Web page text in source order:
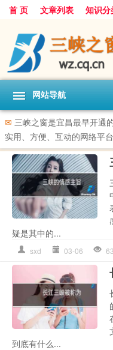
首 页 文章列表 知识分
网站导航
✉ 三峡之窗是宜昌最早开通
实用、方便、互动的网络平台
疑是其中的...
sxd 03-06
到底有什么...